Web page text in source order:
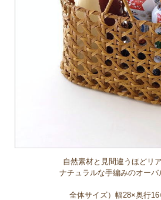
自然素材と見間違うほどリ
ナチュラルな手編みのオーバ
全体サイズ）幅28×奥行